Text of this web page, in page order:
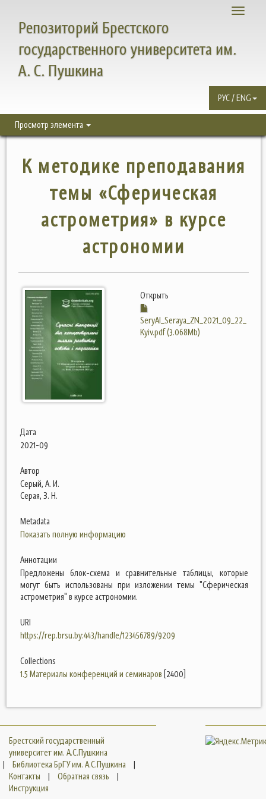
Toggle
Репозиторий Брестского
государственного университета им.
А. С. Пушкина
РУС / ENG
Просмотр элемента
К методике преподавания
темы «Сферическая
астрометрия» в курсе
астрономии
Открыть
SeryAI_Seraya_ZN_2021_09_22_
Kyiv.pdf (3.068Mb)
Дата
2021-09
Автор
Серый, А. И.
Серая, З. Н.
Metadata
Показать полную информацию
Аннотации
Предложены блок-схема и сравнительные таблицы, которые
могут быть использованы при изложении темы "Сферическая
астрометрия" в курсе астрономии.
URI
https://rep.brsu.by:443/handle/123456789/9209
Collections
1.5 Материалы конференций и семинаров [2400]
Брестский государственный
университет им. А.С.Пушкина
|
Библиотека БрГУ им. А.С.Пушкина
|
Контакты
| Обратная связь
|
Инструкция